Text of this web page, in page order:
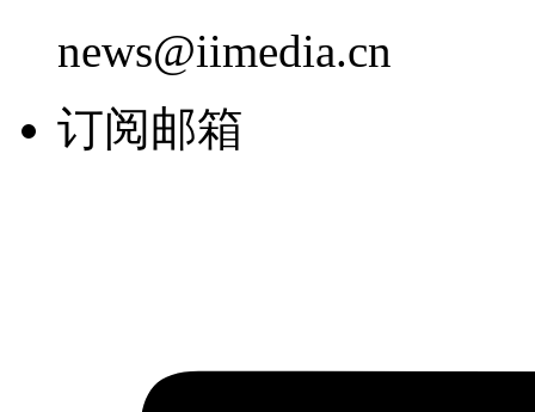
news@iimedia.cn
订阅邮箱